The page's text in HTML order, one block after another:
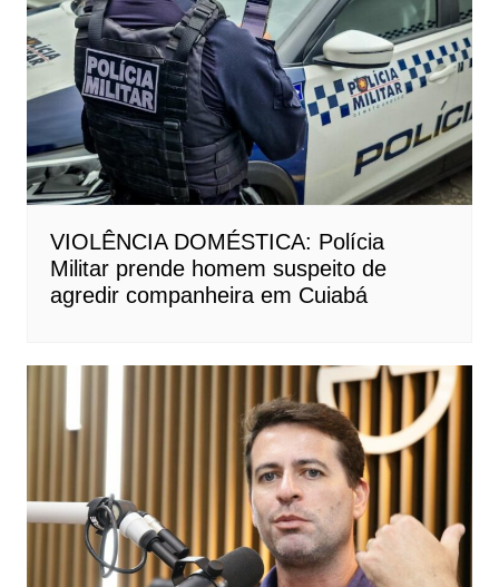
VIOLÊNCIA DOMÉSTICA: Polícia
Militar prende homem suspeito de
agredir companheira em Cuiabá